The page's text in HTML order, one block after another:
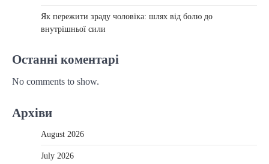
Як пережити зраду чоловіка: шлях від болю до
внутрішньої сили
Останні коментарі
No comments to show.
Архіви
August 2026
July 2026